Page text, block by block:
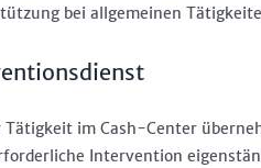
bei allgemeinen
Tätigkeit im Cash-Center
Intervention